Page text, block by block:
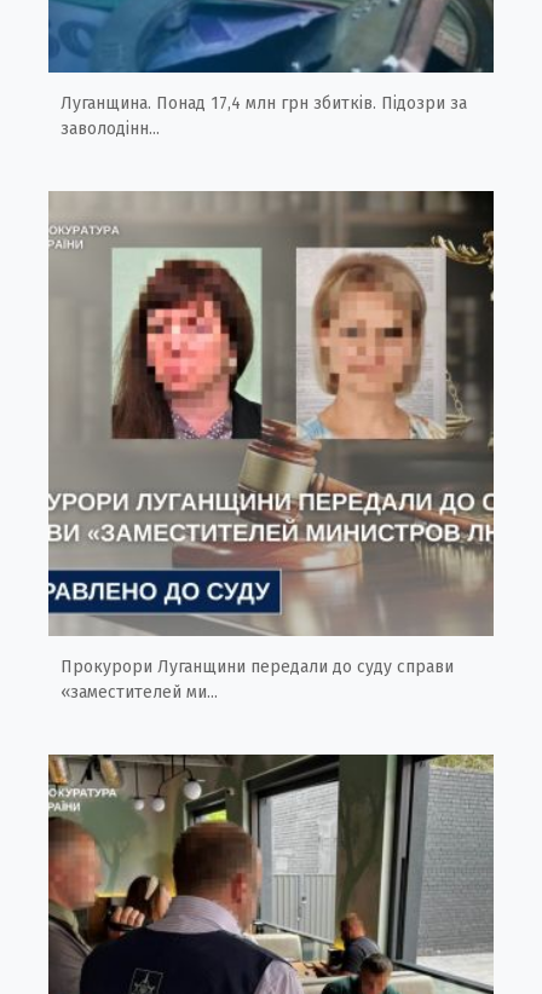
Луганщина. Понад 17,4 млн грн збитків. Підозри за
заволодінн...
Прокурори Луганщини передали до суду справи
«заместителей ми...